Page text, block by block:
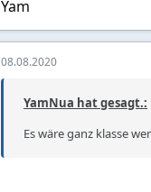
Yam
08.08.2020
YamNua hat gesagt.:
Es wäre ganz klasse